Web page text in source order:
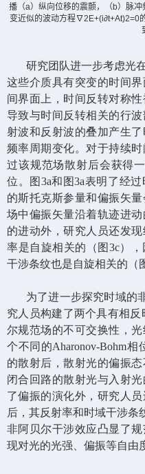
播（a）纵向位移的震颤，（b）脉冲
变近似的波动方程∇2E+(i∂t+At)2=0
研究团队进一步考虑光
这些介质具有突变的时间
间界面上，时间反转对称
导致与时间反转相关的行
射波和反射波的叠加产生
频率周期变化。对于持续
过该规范场散射后会获得
位。图 3a和图3a表明了经
的斯托克斯参量和偏振矢
场中偏振矢量沿着轨迹进
的进动外，研究人员还发
率是自旋相关的（图 3c），
干涉条纹也是自旋相关的（
为了进一步探究时域的
究人员构建了两个具有相
尔规范场的不可交换性，
个不同的Aharonov-Bohm相
的散射后，散射光的偏振
闭合回路的散射光与入射
了偏振的演化外，研究人
后，其反射率和时域干涉条
非阿贝尔干涉效应凸显了
现对光的光强、偏振等自由